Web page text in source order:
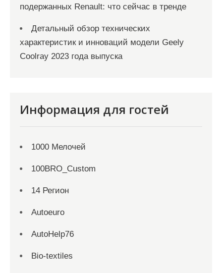
подержанных Renault: что сейчас в тренде
Детальный обзор технических
характеристик и инноваций модели Geely
Coolray 2023 года выпуска
Информация для гостей
1000 Мелочей
100BRO_Custom
14 Регион
Autoeuro
AutoHelp76
Bio-textiles